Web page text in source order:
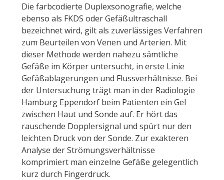
Die farbcodierte Duplexsonografie, welche
ebenso als FKDS oder Gefäßultraschall
bezeichnet wird, gilt als zuverlässiges Verfahren
zum Beurteilen von Venen und Arterien. Mit
dieser Methode werden nahezu sämtliche
Gefäße im Körper untersucht, in erste Linie
Gefäßablagerungen und Flussverhältnisse. Bei
der Untersuchung trägt man in der Radiologie
Hamburg Eppendorf beim Patienten ein Gel
zwischen Haut und Sonde auf. Er hört das
rauschende Dopplersignal und spürt nur den
leichten Druck von der Sonde. Zur exakteren
Analyse der Strömungsverhältnisse
komprimiert man einzelne Gefäße gelegentlich
kurz durch Fingerdruck.